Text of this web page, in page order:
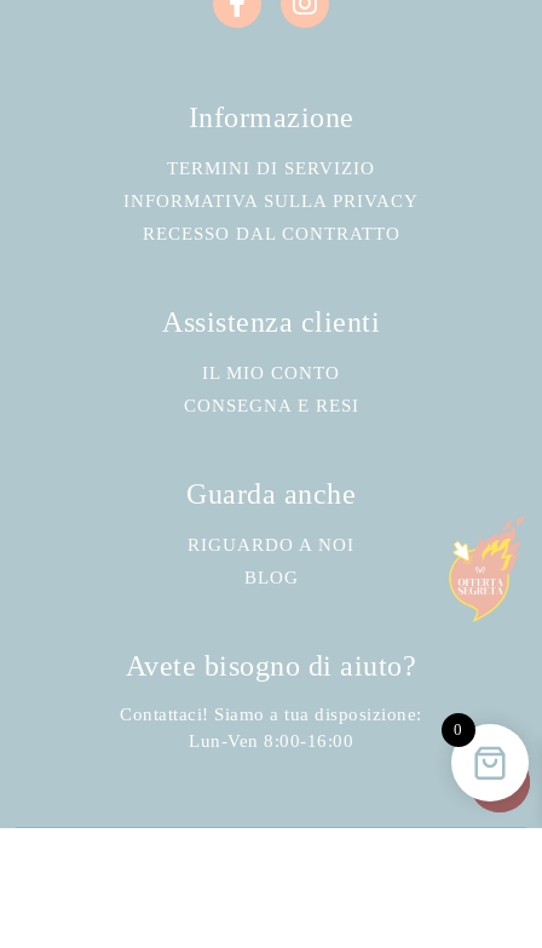
Informazione
TERMINI DI SERVIZIO
INFORMATIVA SULLA PRIVACY
RECESSO DAL CONTRATTO
Assistenza clienti
IL MIO CONTO
CONSEGNA E RESI
Guarda anche
RIGUARDO A NOI
BLOG
Avete bisogno di aiuto?
Contattaci! Siamo a tua disposizione:
Lun-Ven 8:00-16:00
0